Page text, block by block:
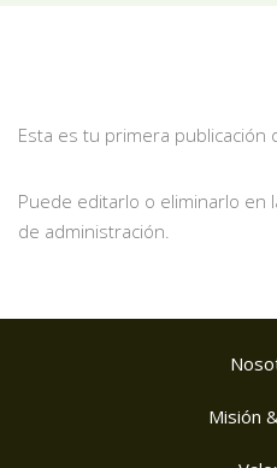
Esta es tu primera publicación
Puede editarlo o eliminarlo en
de administración.
Misión